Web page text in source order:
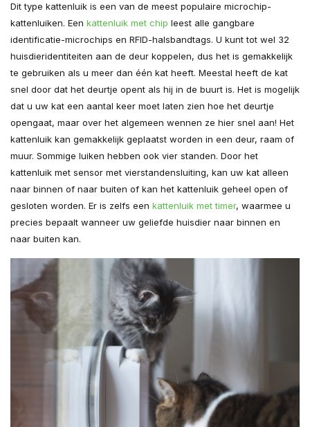
Dit type kattenluik is een van de meest populaire microchip-
kattenluiken. Een kattenluik met chip leest alle gangbare
identificatie-microchips en RFID-halsbandtags. U kunt tot wel 32
huisdieridentiteiten aan de deur koppelen, dus het is gemakkelijk
te gebruiken als u meer dan één kat heeft. Meestal heeft de kat
snel door dat het deurtje opent als hij in de buurt is. Het is mogelijk
dat u uw kat een aantal keer moet laten zien hoe het deurtje
opengaat, maar over het algemeen wennen ze hier snel aan! Het
kattenluik kan gemakkelijk geplaatst worden in een deur, raam of
muur. Sommige luiken hebben ook vier standen. Door het
kattenluik met sensor met vierstandensluiting, kan uw kat alleen
naar binnen of naar buiten of kan het kattenluik geheel open of
gesloten worden. Er is zelfs een kattenluik met timer, waarmee u
precies bepaalt wanneer uw geliefde huisdier naar binnen en
naar buiten kan.